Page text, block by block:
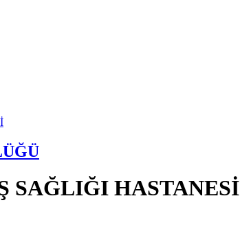
SAĞLIĞI HASTANESİ